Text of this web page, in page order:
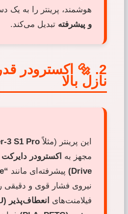
هوشمند، پرینتر را به یک
و پیشرفته تبدیل می‌کند.
2. 🔩 اکسترودر
نازل بالا
این پرینتر (مثلاً3 S1 Pro
مجهز به
Drive)
پیشرفته‌ای مانند “Sprite”
نیروی فشار قوی و دقیقی
فیلامنت‌های
انعطاف‌پذیر (TPU)